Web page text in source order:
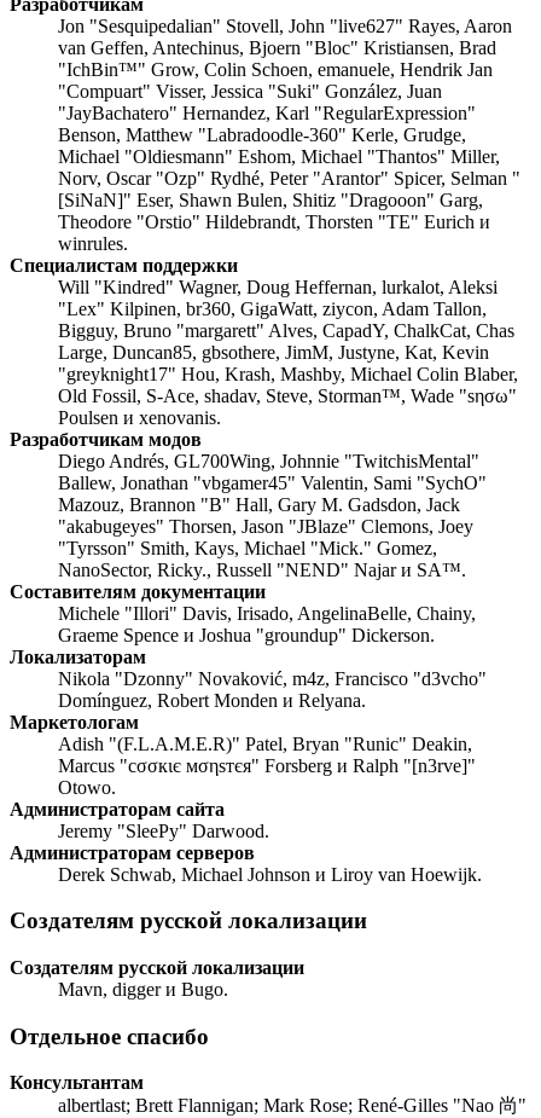
Jon "Sesquipedalian" Stovell, John "live627" Rayes, Aaron
van Geffen, Antechinus, Bjoern "Bloc" Kristiansen, Brad
"IchBin™" Grow, Colin Schoen, emanuele, Hendrik Jan
"Compuart" Visser, Jessica "Suki" González, Juan
"JayBachatero" Hernandez, Karl "RegularExpression"
Benson, Matthew "Labradoodle-360" Kerle, Grudge,
Michael "Oldiesmann" Eshom, Michael "Thantos" Miller,
Norv, Oscar "Ozp" Rydhé, Peter "Arantor" Spicer, Selman "
[SiNaN]" Eser, Shawn Bulen, Shitiz "Dragooon" Garg,
Theodore "Orstio" Hildebrandt, Thorsten "TE" Eurich и
winrules.
Специалистам поддержки
Will "Kindred" Wagner, Doug Heffernan, lurkalot, Aleksi
"Lex" Kilpinen, br360, GigaWatt, ziycon, Adam Tallon,
Bigguy, Bruno "margarett" Alves, CapadY, ChalkCat, Chas
Large, Duncan85, gbsothere, JimM, Justyne, Kat, Kevin
"greyknight17" Hou, Krash, Mashby, Michael Colin Blaber,
Old Fossil, S-Ace, shadav, Steve, Storman™, Wade "sησω"
Poulsen и xenovanis.
Разработчикам модов
Diego Andrés, GL700Wing, Johnnie "TwitchisMental"
Ballew, Jonathan "vbgamer45" Valentin, Sami "SychO"
Mazouz, Brannon "B" Hall, Gary M. Gadsdon, Jack
"akabugeyes" Thorsen, Jason "JBlaze" Clemons, Joey
"Tyrsson" Smith, Kays, Michael "Mick." Gomez,
NanoSector, Ricky., Russell "NEND" Najar и SA™.
Составителям документации
Michele "Illori" Davis, Irisado, AngelinaBelle, Chainy,
Graeme Spence и Joshua "groundup" Dickerson.
Локализаторам
Nikola "Dzonny" Novaković, m4z, Francisco "d3vcho"
Domínguez, Robert Monden и Relyana.
Маркетологам
Adish "(F.L.A.M.E.R)" Patel, Bryan "Runic" Deakin,
Marcus "cσσкιє мσηѕтєя" Forsberg и Ralph "[n3rve]"
Otowo.
Администраторам сайта
Jeremy "SleePy" Darwood.
Администраторам серверов
Derek Schwab, Michael Johnson и Liroy van Hoewijk.
Создателям русской локализации
Создателям русской локализации
Mavn, digger и Bugo.
Отдельное спасибо
Консультантам
albertlast; Brett Flannigan; Mark Rose; René-Gilles "Nao 尚"